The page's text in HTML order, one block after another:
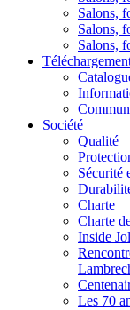
Salons,
Salons,
Salons,
Société
Qualité
Sécurité
Charte
Charte
Inside
Les 70